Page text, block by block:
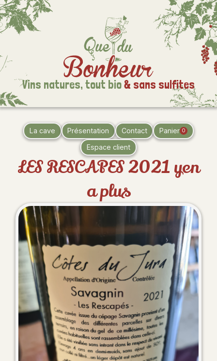
Vins natures, tout bio& sans sulfites
La cave Présentation Contact Panier 0
Espace client
LES RESCAPES 2021 yen
a plus